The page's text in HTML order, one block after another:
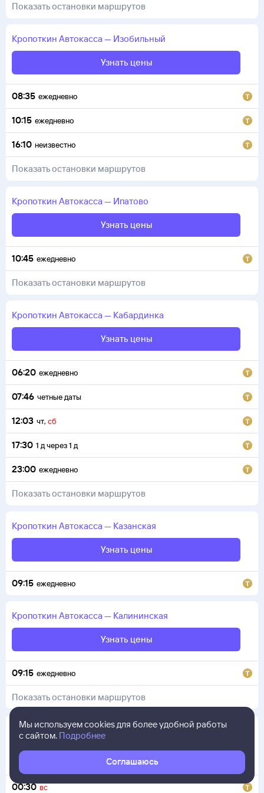
Показать остановки маршрутов
Кропоткин Автокасса — Изобильный
Узнать цены
08:35 ежедневно
10:15 ежедневно
16:10 неизвестно
Показать остановки маршрутов
Кропоткин Автокасса — Ипатово
Узнать цены
10:45 ежедневно
Показать остановки маршрутов
Кропоткин Автокасса — Кабардинка
Узнать цены
06:20 ежедневно
07:46 четные даты
12:03 чт, сб
17:30 1 дчерез1 д
23:00 ежедневно
Показать остановки маршрутов
Кропоткин Автокасса — Казанская
Узнать цены
09:15 ежедневно
Кропоткин Автокасса — Калининская
Узнать цены
09:15 ежедневно
Показать остановки маршрутов
Кропоткин Автокасса—Каменск-Шахтинский
Узнать цены
00:30 вс
Мы используем cookies для более удобной работы
с сайтом. Подробнее
Соглашаюсь